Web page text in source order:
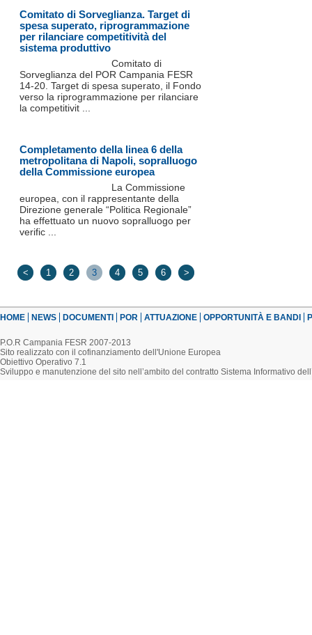
Comitato di Sorveglianza. Target di
spesa superato, riprogrammazione
per rilanciare competitività del
sistema produttivo
Comitato di
Sorveglianza del POR Campania FESR
14-20. Target di spesa superato, il Fondo
verso la riprogrammazione per rilanciare
la competitivit ...
Completamento della linea 6 della
metropolitana di Napoli, sopralluogo
della Commissione europea
La Commissione
europea, con il rappresentante della
Direzione generale “Politica Regionale”
ha effettuato un nuovo sopralluogo per
verific ...
< 1 2 3 4 5 6 >
HOME NEWS DOCUMENTI POR ATTUAZIONE OPPORTUNITÀ E BANDI
P.O.R Campania FESR 2007-2013
Sito realizzato con il cofinanziamento dell'Unione Europea
Obiettivo Operativo 7.1
Sviluppo e manutenzione del sito nell’ambito del contratto Sistema Informativo